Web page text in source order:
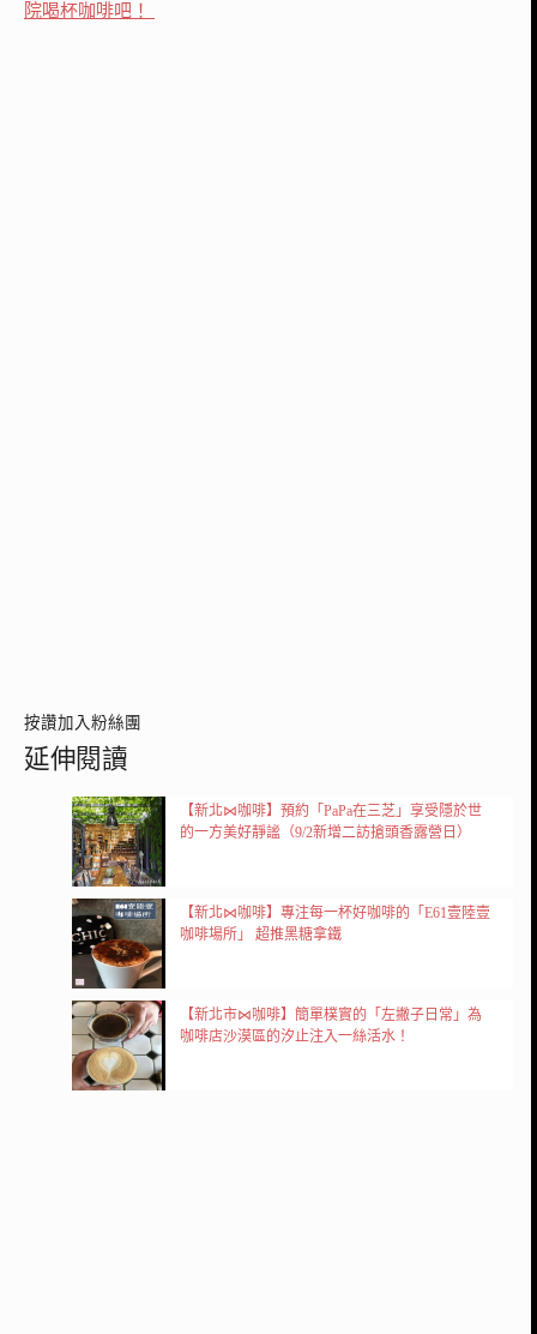
院喝杯咖啡吧！
按讚加入粉絲團
延伸閱讀
【新北⋈咖啡】預約「PaPa在三芝」享受隱於世
的一方美好靜謐（9/2新增二訪搶頭香露營日）
【新北⋈咖啡】專注每一杯好咖啡的「E61壹陸壹
咖啡場所」 超推黑糖拿鐵
【新北市⋈咖啡】簡單樸實的「左撇子日常」為
咖啡店沙漠區的汐止注入一絲活水！